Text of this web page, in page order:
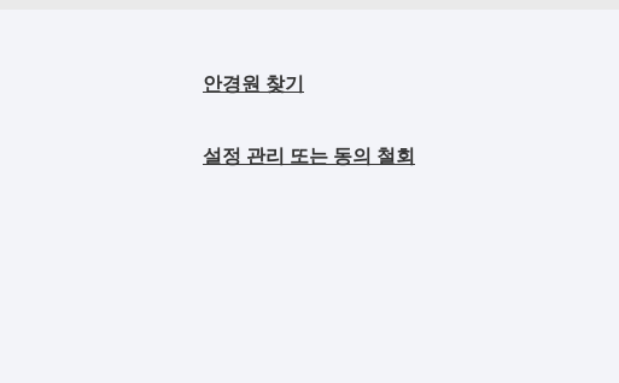
안경원 찾기
설정 관리 또는 동의 철회